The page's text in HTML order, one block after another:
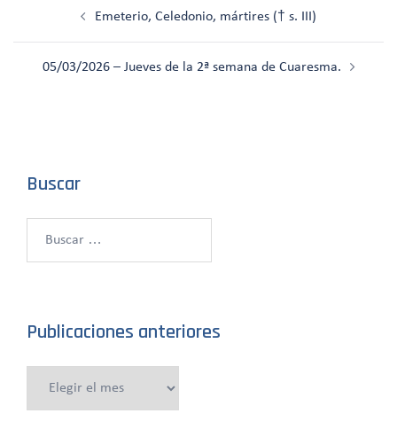
Emeterio, Celedonio, mártires († s. III)
05/03/2026 – Jueves de la 2ª semana de Cuaresma.
Buscar
Publicaciones anteriores